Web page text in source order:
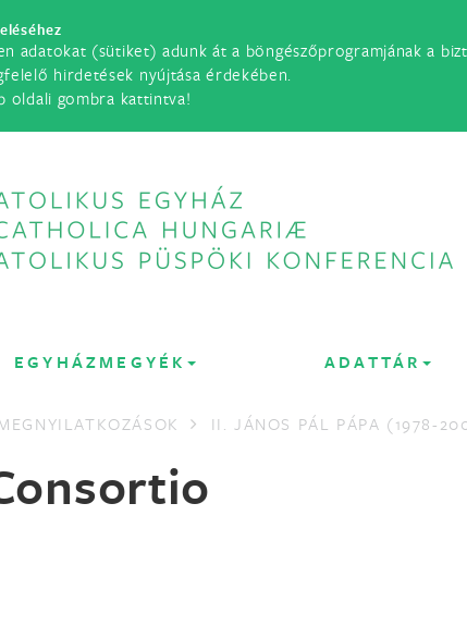
adatokat (sütiket) adunk át a böngészőprogramjának a
hirdetések nyújtása érdekében.
oldali gombra kattintva!
EGYHÁZMEGYÉK ADATTÁR
II. JÁNOS PÁL PÁPA (1978-